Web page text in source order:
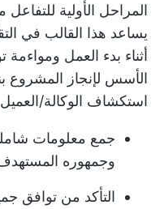
المراحل الأولية للتفاعل
يساعد هذا القالب في
أثناء بدء العمل ومواءمة
الأسس لإنجاز المشروع
استكشاف الوكالة/العميل ClickUp، يمكنك:
جمع معلومات
وجمهوره
التأكد من توافق